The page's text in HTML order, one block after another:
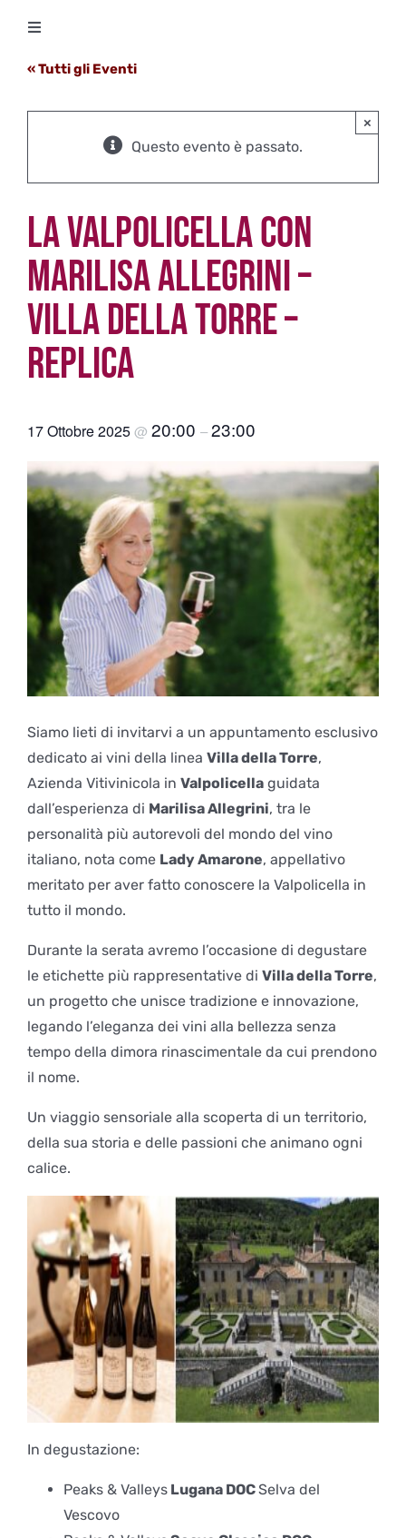
contenuto
Toggle
Degustazioni
Storico Eventi
Ricevi Newsletter
L’associazione
« Tutti gli Eventi
Questo evento è passato.
×
LA VALPOLICELLA CON
MARILISA ALLEGRINI –
VILLA DELLA TORRE –
REPLICA
17 Ottobre 2025@ 20:00 –23:00
Siamo lieti di invitarvi a un appuntamento esclusivo
dedicato ai vini della linea Villa della Torre,
Azienda Vitivinicola in Valpolicella guidata
dall’esperienza di Marilisa Allegrini, tra le
personalità più autorevoli del mondo del vino
italiano, nota come Lady Amarone, appellativo
meritato per aver fatto conoscere la Valpolicella in
tutto il mondo.
Durante la serata avremo l’occasione di degustare
le etichette più rappresentative di Villa della Torre,
un progetto che unisce tradizione e innovazione,
legando l’eleganza dei vini alla bellezza senza
tempo della dimora rinascimentale da cui prendono
il nome.
Un viaggio sensoriale alla scoperta di un territorio,
della sua storia e delle passioni che animano ogni
calice.
In degustazione:
Peaks & Valleys Lugana DOCSelva del
Vescovo